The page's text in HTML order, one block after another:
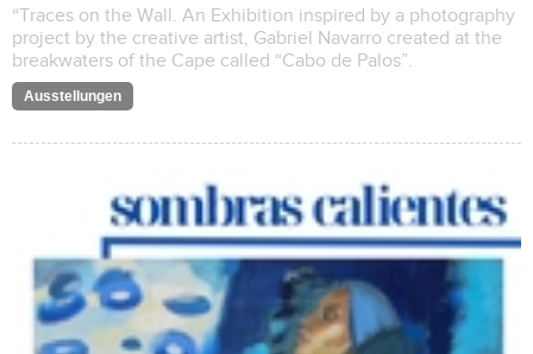
“Traces on the Wall. An Exhibition inspired by a photography
project by the creative artist, Gabriel Navarro created at the
breakwaters of the Cape called “Cabo de Palos”.
Ausstellungen